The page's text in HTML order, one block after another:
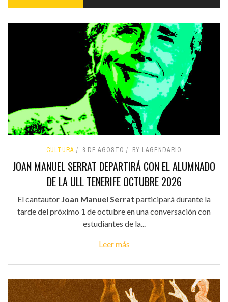
CULTURA 8 DE AGOSTO BY LAGENDARIO
JOAN MANUEL SERRAT DEPARTIRÁ CON EL ALUMNADO
DE LA ULL TENERIFE OCTUBRE 2026
El cantautor Joan Manuel Serrat participará durante la
tarde del próximo 1 de octubre en una conversación con
estudiantes de la...
Leer más